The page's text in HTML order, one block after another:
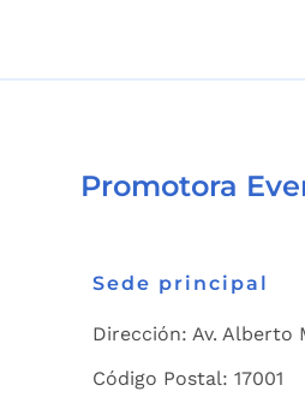
Promotora
Sede principal
Dirección: Av. Alberto
Código Postal: 17001